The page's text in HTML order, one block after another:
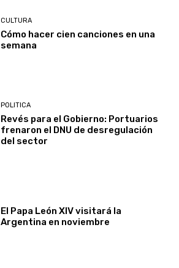
CULTURA
Cómo hacer cien canciones en una
semana
POLITICA
Revés para el Gobierno: Portuarios
frenaron el DNU de desregulación
del sector
El Papa León XIV visitará la
Argentina en noviembre